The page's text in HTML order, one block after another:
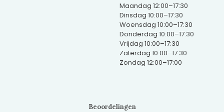
Maandag 12:00–17:30
Dinsdag 10:00–17:30
Woensdag 10:00–17:30
Donderdag 10:00–17:30
Vrijdag 10:00–17:30
Zaterdag 10:00–17:30
Zondag 12:00–17:00
Beoordelingen